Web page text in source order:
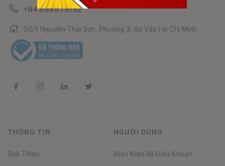
+84 898879192
50/1 Nguyễn Thái Sơn, Phường 3, Gò Vấp Hồ Chí Minh
THÔNG TIN
Giới Thiệu
NGƯỜI DÙNG
Điều Kiện Và Điều Khoản